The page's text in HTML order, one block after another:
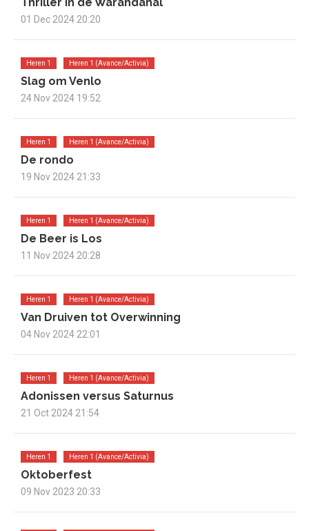
01 Dec 2024 20:20
Heren 1 Heren 1 (Avance/Activia)
Slag om Venlo
24 Nov 2024 19:52
Heren 1 Heren 1 (Avance/Activia)
De rondo
19 Nov 2024 21:33
Heren 1 Heren 1 (Avance/Activia)
De Beer is Los
11 Nov 2024 20:28
Heren 1 Heren 1 (Avance/Activia)
Van Druiven tot Overwinning
04 Nov 2024 22:01
Heren 1 Heren 1 (Avance/Activia)
Adonissen versus Saturnus
21 Oct 2024 21:54
Heren 1 Heren 1 (Avance/Activia)
Oktoberfest
09 Nov 2023 20:33